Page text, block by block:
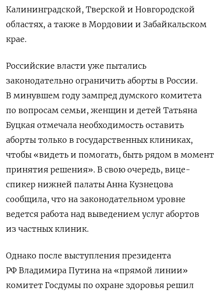
Калининградской, Тверской и Новгородской
областях, а также в Мордовии и Забайкальском
крае.
Российские власти уже пытались
законодательно ограничить аборты в России.
В минувшем году зампред думского комитета
по вопросам семьи, женщин и детей Татьяна
Буцкая отмечала необходимость оставить
аборты только в государственных клиниках,
чтобы «видеть и помогать, быть рядом в момент
принятия решения». В свою очередь, вице-
спикер нижней палаты Анна Кузнецова
сообщила, что на законодательном уровне
ведется работа над выведением услуг абортов
из частных клиник.
Однако после выступления президента
РФ Владимира Путина на «прямой линии»
комитет Госдумы по охране здоровья решил